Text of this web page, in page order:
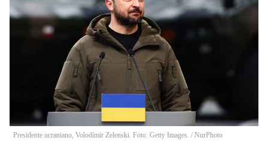
Presidente ucraniano, Volodímir Zelenski. Foto: Getty Images. / NurPhoto